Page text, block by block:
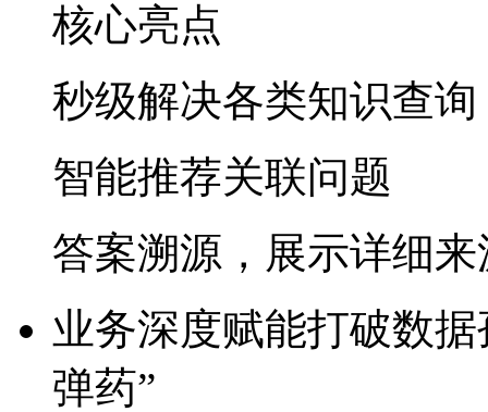
核心亮点
秒级解决各类知识查询
智能推荐关联问题
答案溯源，展示详细
业务深度赋能打破数据
弹药”​